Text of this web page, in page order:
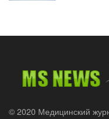
© 2020 Медицинский